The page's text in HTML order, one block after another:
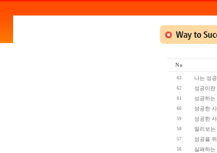
No
63 나는 성
62 성공이란
61 성공하는
60 성공한
59 성공한
58 멀리보는
57 성공을
56 실패하는